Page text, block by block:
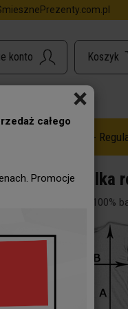
×
całego
Promocje
Wyprzedaż do -50% -
Koszulka
Materiał: 100%